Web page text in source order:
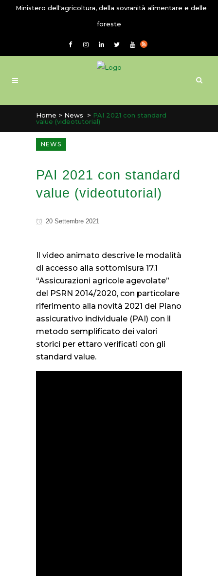
Ministero dell'agricoltura, della sovranità alimentare e delle
foreste
Home > News > PAI 2021 con standard
value (videotutorial)
NEWS
PAI 2021 con standard
value (videotutorial)
20 Settembre 2021
Il video animato descrive le modalità
di accesso alla sottomisura 17.1
“Assicurazioni agricole agevolate”
del PSRN 2014/2020, con particolare
riferimento alla novità 2021 del Piano
assicurativo individuale (PAI) con il
metodo semplificato dei valori
storici per ettaro verificati con gli
standard value.